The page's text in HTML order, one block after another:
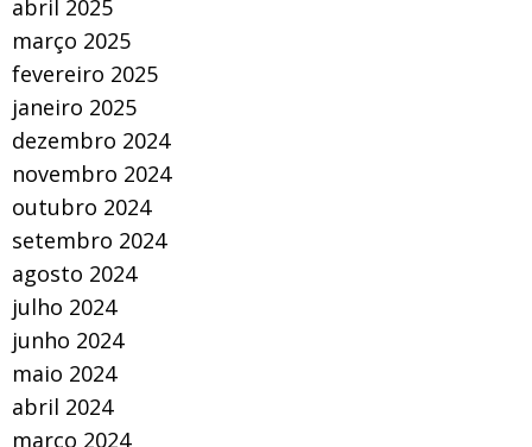
abril 2025
março 2025
fevereiro 2025
janeiro 2025
dezembro 2024
novembro 2024
outubro 2024
setembro 2024
agosto 2024
julho 2024
junho 2024
maio 2024
abril 2024
março 2024